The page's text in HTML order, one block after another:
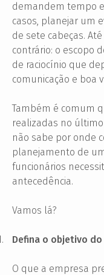
demandem tempo
casos, planejar um
de sete cabeças.
contrário: o escopo
de raciocínio que
comunicação e boa
Também é comum
realizadas no
não sabe por onde
planejamento de
funcionários
antecedência.
Vamos lá?
Defina o objetivo
O que a empresa